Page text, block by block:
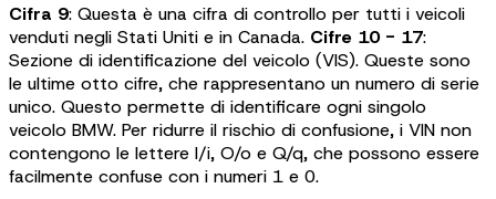
Cifra 9: Questa è una cifra di controllo per tutti i veicoli
venduti negli Stati Uniti e in Canada. Cifre 10 - 17:
Sezione di identificazione del veicolo (VIS). Queste sono
le ultime otto cifre, che rappresentano un numero di serie
unico. Questo permette di identificare ogni singolo
veicolo BMW. Per ridurre il rischio di confusione, i VIN non
contengono le lettere I/i, O/o e Q/q, che possono essere
facilmente confuse con i numeri 1 e 0.